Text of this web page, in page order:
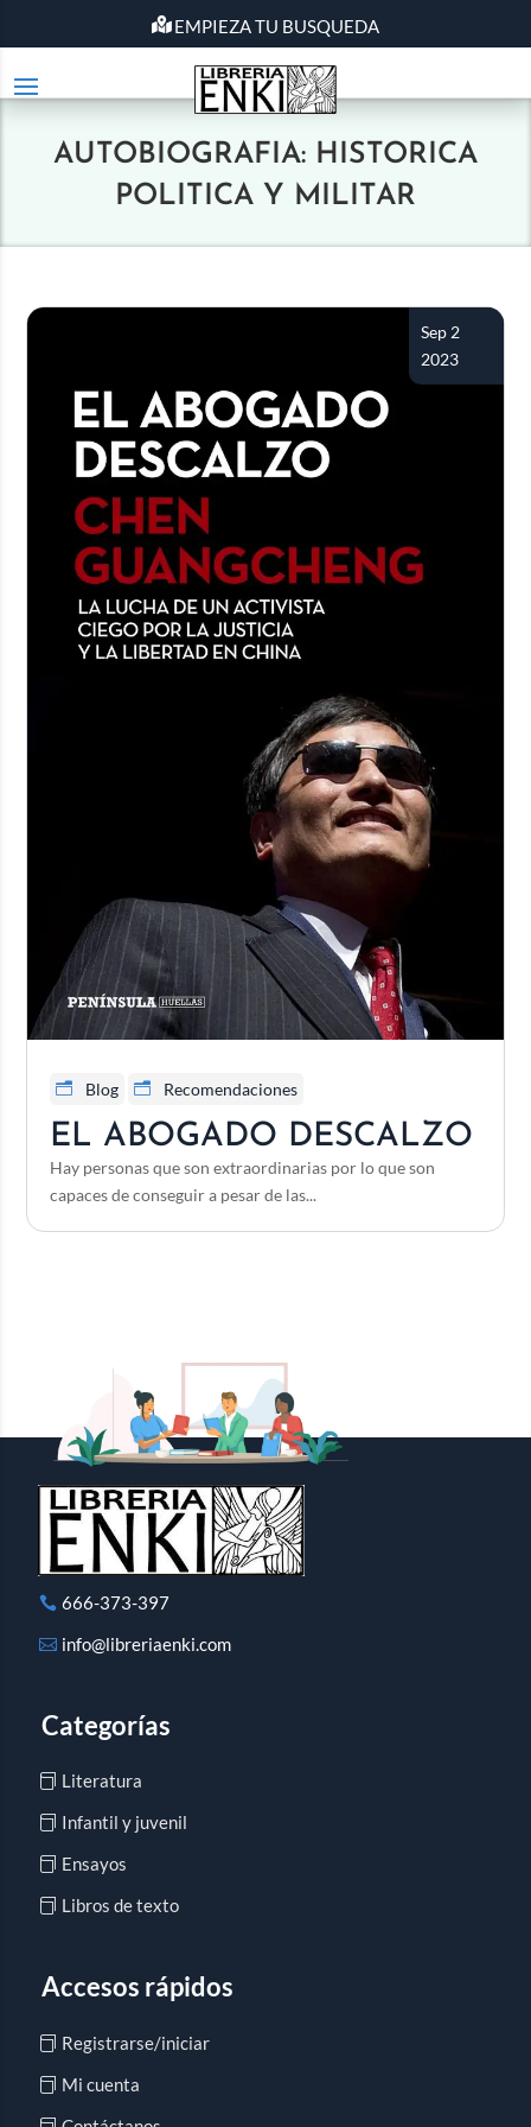
EMPIEZA TU BUSQUEDA
AUTOBIOGRAFIA: HISTORICA
POLITICA Y MILITAR
EL ABOGADO DESCALZO
Sep 2
2023
Blog Recomendaciones
Hay personas que son extraordinarias por lo que son
capaces de conseguir a pesar de las...
666-373-397
info@libreriaenki.com
Categorías
Literatura
Infantil y juvenil
Ensayos
Libros de texto
Accesos rápidos
Registrarse/iniciar
Mi cuenta